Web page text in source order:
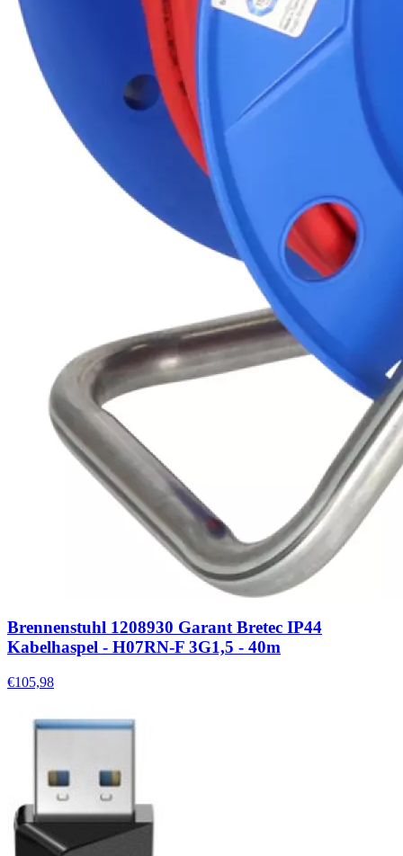
Brennenstuhl 1208930 Garant Bretec IP44
Kabelhaspel - H07RN-F 3G1,5 - 40m
€105,98